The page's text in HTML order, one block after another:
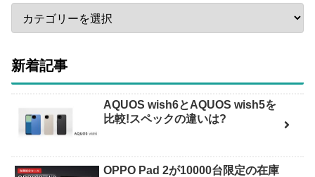
新着記事
AQUOS wish6とAQUOS wish5を
比較!スペックの違いは?
OPPO Pad 2が10000台限定の在庫